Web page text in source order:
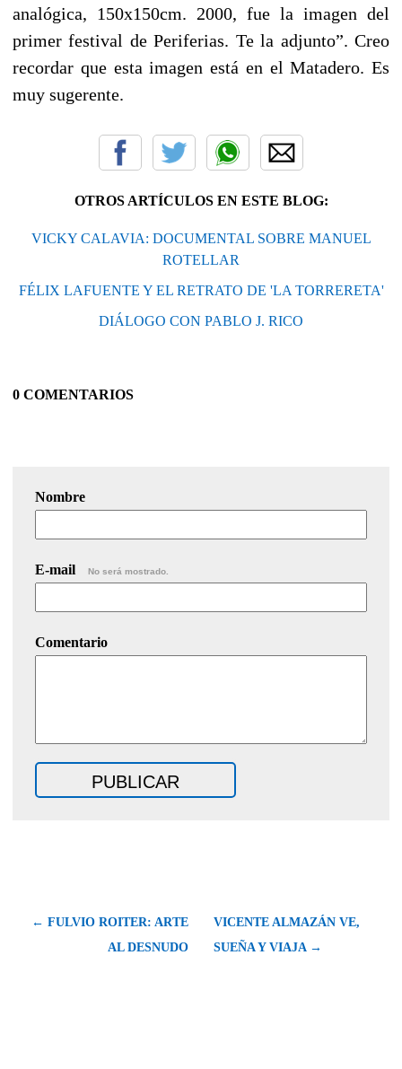
analógica, 150x150cm. 2000, fue la imagen del
primer festival de Periferias. Te la adjunto”. Creo
recordar que esta imagen está en el Matadero. Es
muy sugerente.
OTROS ARTÍCULOS EN ESTE BLOG:
VICKY CALAVIA: DOCUMENTAL SOBRE MANUEL
ROTELLAR
FÉLIX LAFUENTE Y EL RETRATO DE 'LA TORRERETA'
DIÁLOGO CON PABLO J. RICO
0 COMENTARIOS
Nombre
E-mail No será mostrado.
Comentario
← FULVIO ROITER: ARTE
AL DESNUDO
VICENTE ALMAZÁN VE,
SUEÑA Y VIAJA →